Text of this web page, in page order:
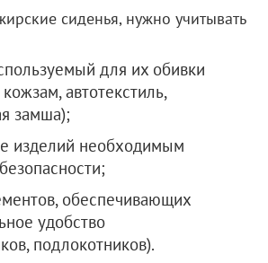
сиденья, нужно учитывать
для их обивки
автотекстиль,
замша);
изделий необходимым
обеспечивающих
удобство
подлокотников).